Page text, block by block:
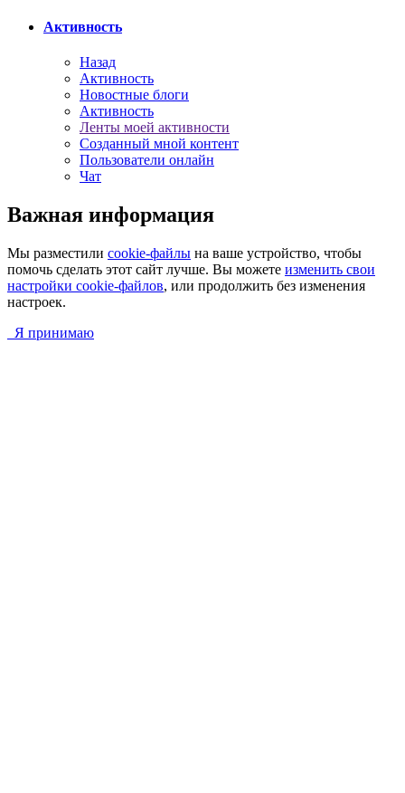
Активность
Назад
Активность
Новостные блоги
Активность
Ленты моей активности
Созданный мной контент
Пользователи онлайн
Чат
Важная информация
Мы разместили cookie-файлы на ваше устройство, чтобы
помочь сделать этот сайт лучше. Вы можете изменить свои
настройки cookie-файлов, или продолжить без изменения
настроек.
Я принимаю